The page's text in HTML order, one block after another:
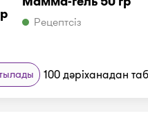
Рецептсіз
100 дәріханадан